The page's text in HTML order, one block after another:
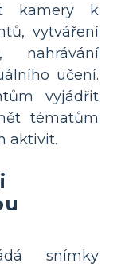
kamery k
vytváření
nahrávání
učení.
vyjádřit
tématům
aktivit.
snímky